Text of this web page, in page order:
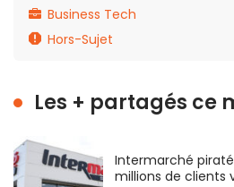
Business Tech
Hors-Sujet
Les + partagés ce
Intermarché
millions de clients